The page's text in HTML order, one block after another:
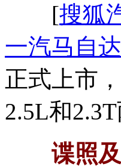
[搜狐
一汽马自达
正式上市
2.5L和
谍照